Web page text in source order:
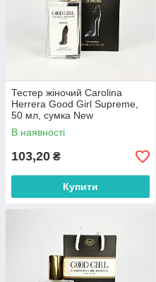
Тестер жіночий Carolina
Herrera Good Girl Supreme,
50 мл, сумка New
В наявності
103,20 ₴
Купити